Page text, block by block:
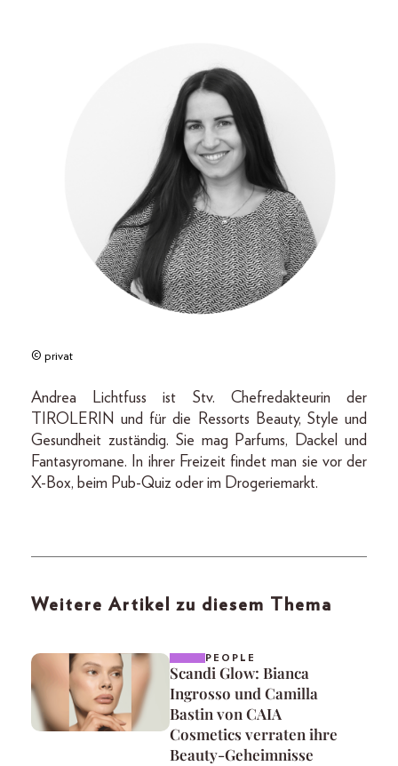
© privat
Andrea Lichtfuss ist Stv. Chefredakteurin der
TIROLERIN und für die Ressorts Beauty, Style und
Gesundheit zuständig. Sie mag Parfums, Dackel und
Fantasyromane. In ihrer Freizeit findet man sie vor der
X-Box, beim Pub-Quiz oder im Drogeriemarkt.
Weitere Artikel zu diesem Thema
PEOPLE
Scandi Glow: Bianca
Ingrosso und Camilla
Bastin von CAIA
Cosmetics verraten ihre
Beauty-Geheimnisse